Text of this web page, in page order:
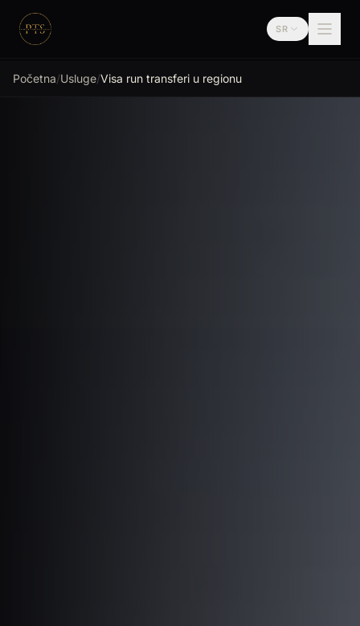
Preskoči na sadržaj
Premium Transfer
SR
Početna/Usluge/Visa run transferi u regionu